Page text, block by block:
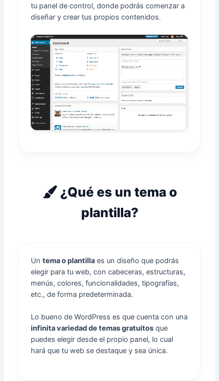
tu panel de control, donde podrás comenzar a
diseñar y crear tus propios contenidos.
¿Qué es un tema o
plantilla?
Untema o plantilla es un diseño que podrás
elegir para tu web, con cabeceras, estructuras,
menús, colores, funcionalidades, tipografías,
etc., de forma predeterminada.
Lo bueno de WordPress es que cuenta con una
infinita variedad de temas gratuitos que
puedes elegir desde el propio panel, lo cual
hará que tu web se destaque y sea única.